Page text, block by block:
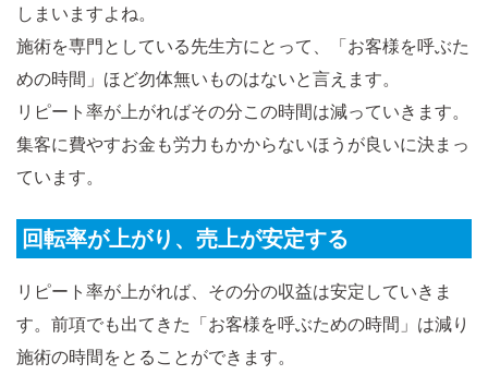
しまいますよね。
施術を専門としている先生方にとって、「お客様を呼ぶた
めの時間」ほど勿体無いものはないと言えます。
リピート率が上がればその分この時間は減っていきます。
集客に費やすお金も労力もかからないほうが良いに決まっ
ています。
回転率が上がり、売上が安定する
リピート率が上がれば、その分の収益は安定していきま
す。前項でも出てきた「お客様を呼ぶための時間」は減り
施術の時間をとることができます。